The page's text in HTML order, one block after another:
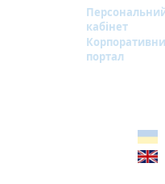
кабінет
портал